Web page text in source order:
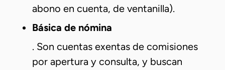
abono en cuenta, de ventanilla).
Básica de nómina
. Son cuentas exentas de comisiones
por apertura y consulta, y buscan